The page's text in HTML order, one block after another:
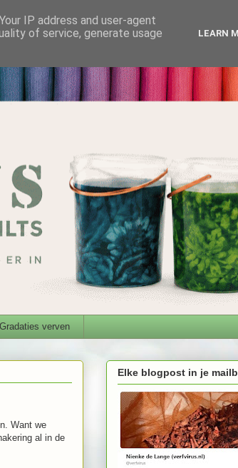
Gradaties verven
Want we
al in de
Elke blogpost in je
IP address and user-agent
of service, generate usage
LEARN